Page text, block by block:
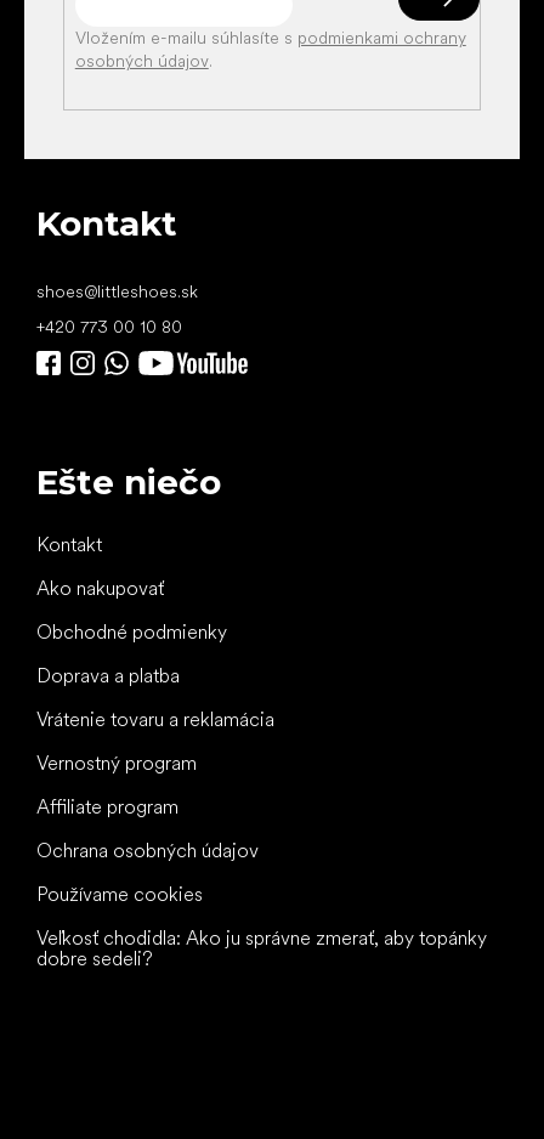
Vložením e-mailu súhlasíte s podmienkami ochrany
osobných údajov.
Kontakt
shoes@littleshoes.sk
+420 773 00 10 80
Ešte niečo
Kontakt
Ako nakupovať
Obchodné podmienky
Doprava a platba
Vrátenie tovaru a reklamácia
Vernostný program
Affiliate program
Ochrana osobných údajov
Používame cookies
Veľkosť chodidla: Ako ju správne zmerať, aby topánky
dobre sedeli?